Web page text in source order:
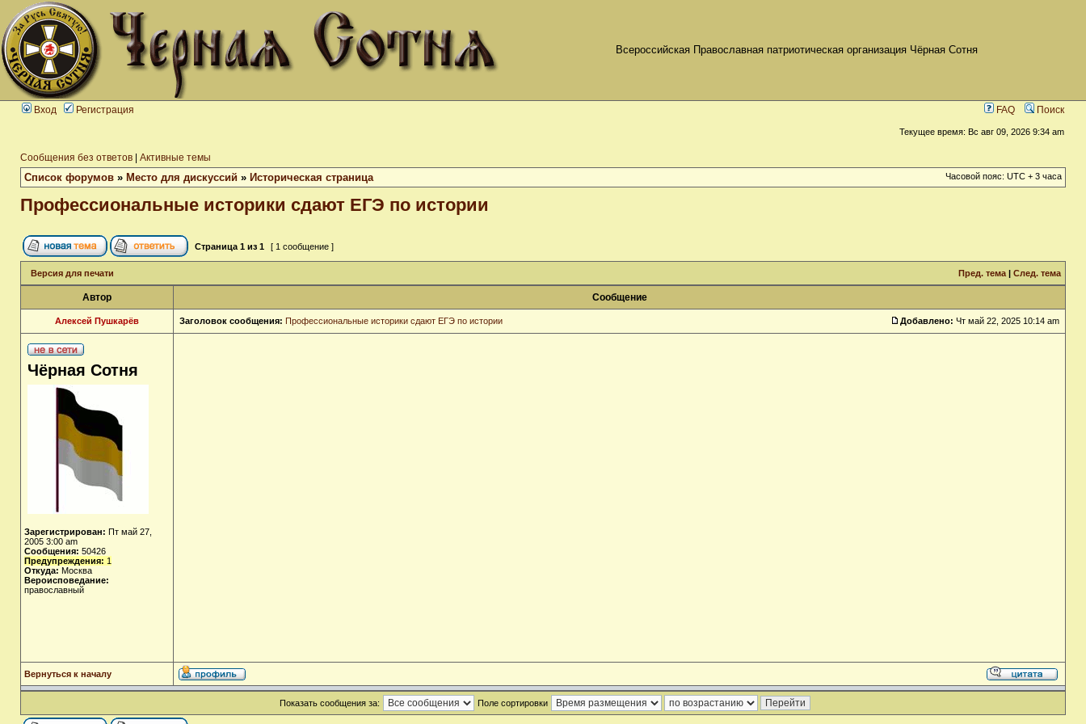
Всероссийская Православная патриотическая организация Чёрная Сотня
Вход Регистрация FAQ Поиск
Текущее время: Вс авг 09, 2026 9:34 am
Сообщения без ответов Активные темы
Список форумов » Место для дискуссий » Историческая страница Часовой пояс: UTC + 3 часа
Профессиональные историки сдают ЕГЭ по истории
Страница 1 из 1 [ 1 сообщение ]
Версия для печати Пред. тема | След. тема
Автор Сообщение
Алексей Пушкарёв Заголовок сообщения: Профессиональные историки сдают ЕГЭ по истории Добавлено: Чт май 22, 2025 10:14 am
Чёрная Сотня
Зарегистрирован: Пт май 27,
2005 3:00 am
Сообщения: 50426
Предупреждения: 1
Откуда: Москва
Вероисповедание:
православный
Вернуться к началу
Показать сообщения за: Поле сортировки